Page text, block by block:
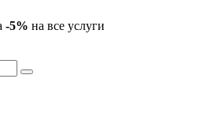
-5% на все услуги